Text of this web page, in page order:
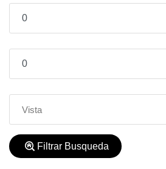
Vista
Filtrar Busqueda